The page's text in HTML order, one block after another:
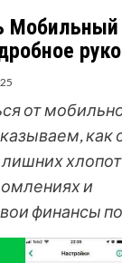
Мобильный
от
как
и
финансы